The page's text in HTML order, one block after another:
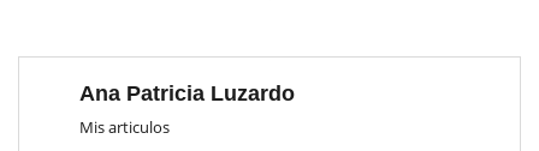
Ana Patricia Luzardo
Mis articulos